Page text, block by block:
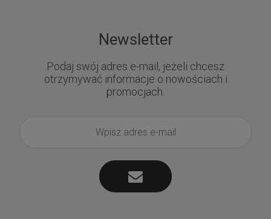
Newsletter
Podaj swój adres e-mail, jeżeli chcesz
otrzymywać informacje o nowościach i
promocjach.